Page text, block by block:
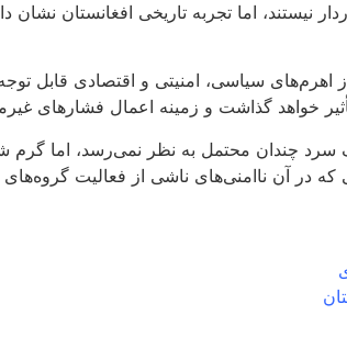
نیستند، اما تجربه تاریخی افغانستان
سیاسی، امنیتی و اقتصادی قابل
خواهد گذاشت و زمینه اعمال فشارهای
چندان محتمل به نظر نمی‌رسد، اما
در آن ناامنی‌های ناشی از فعالیت